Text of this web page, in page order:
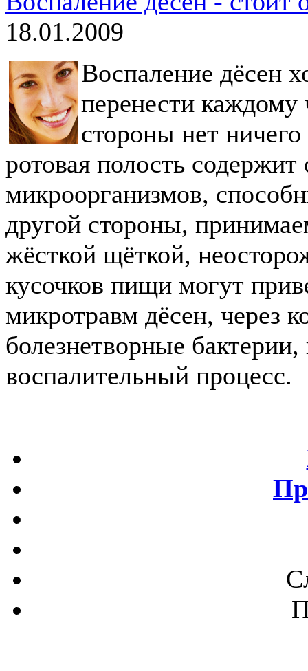
18.01.2009
Воспаление дёсен
перенести каждому
стороны нет
ротовая полость
микроорганизмов,
другой стороны,
жёсткой щёткой,
кусочков пищи могут
микротравм дёсен, через
болезнетворные
воспалительный процесс.